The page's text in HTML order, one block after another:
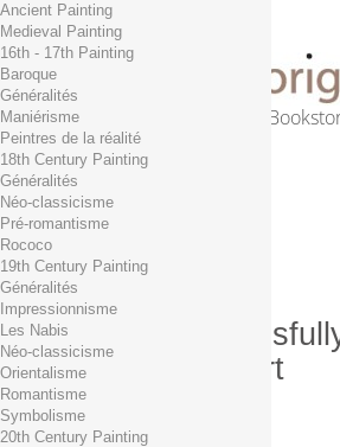
Search
Online Art
Cart (empty)
No products
Free shipping!
0,00 € Total
Check out
Product
your shopping cart
Quantity
Total
Ancient Painting
Medieval Painting
16th - 17th Painting
Baroque
Généralités
Maniérisme
Peintres de la réalité
18th Century Painting
Généralités
Néo-classicisme
Pré-romantisme
Rococo
19th Century Painting
Généralités
Impressionnisme
Les Nabis
Néo-classicisme
Orientalisme
Romantisme
Symbolisme
20th Century Painting